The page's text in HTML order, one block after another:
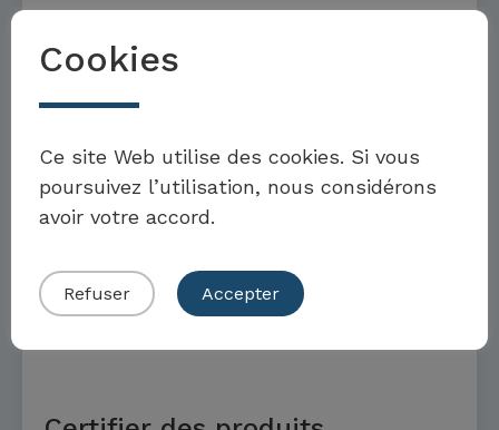
Fixer des objectifs climatiques
fondés sur des données
scientifiques
En savoir plus
OUTILS ET NORMES
Cookies
Ce site Web utilise des cookies. Si vous
poursuivez l’utilisation, nous considérons
avoir votre accord.
Refuser Accepter